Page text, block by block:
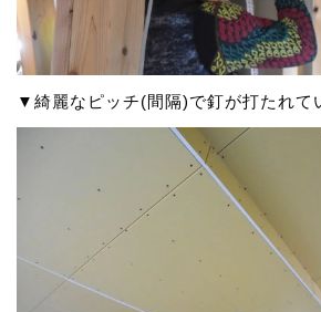
▼綺麗なピッチ(間隔)で釘が打たれて